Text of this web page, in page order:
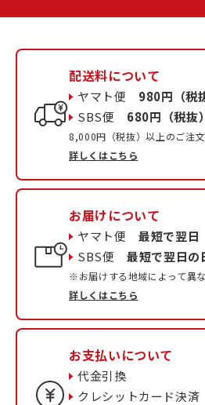
配送料について
ヤマト便 980円（税
SBS便 680円（税抜）
8,000円（税抜）以上のご注
詳しくはこちら
お届けについて
ヤマト便最短で翌日
SBS便最短で翌日の
※お届けする地域によって異な
詳しくはこちら
お支払いについて
代金引換
クレシットカード決済